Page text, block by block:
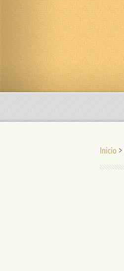
Inicio >